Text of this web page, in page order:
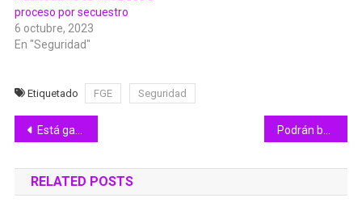
proceso por secuestro
6 octubre, 2023
En "Seguridad"
Etiquetado FGE Seguridad
Navegación
de
entradas
Está garantizada la seguridad de asistentes en la Feria de Colima: Iffecol
RELATED POSTS